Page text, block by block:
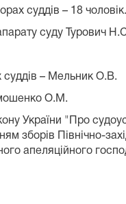
суддів – 18 чоловік.
суду Турович
суддів – Мельник О.В.
О.М.
України "Про
зборів Північно-
апеляційного